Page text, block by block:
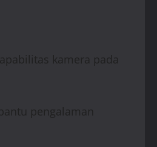
kamera pada
pengalaman